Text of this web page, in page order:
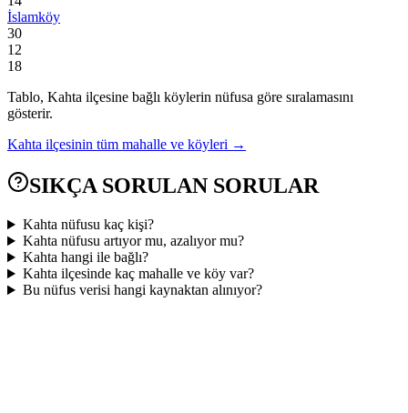
İslamköy
30
12
18
Tablo, Kahta ilçesine bağlı köylerin nüfusa göre sıralamasını
gösterir.
Kahta ilçesinin tüm mahalle ve köyleri →
SIKÇA SORULAN SORULAR
Kahta nüfusu kaç kişi?
Kahta nüfusu artıyor mu, azalıyor mu?
Kahta hangi ile bağlı?
Kahta ilçesinde kaç mahalle ve köy var?
Bu nüfus verisi hangi kaynaktan alınıyor?